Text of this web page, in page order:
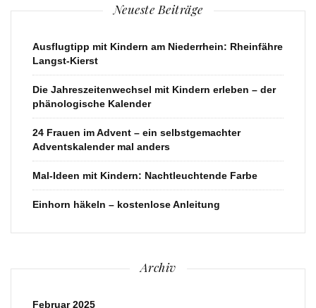
Neueste Beiträge
Ausflugtipp mit Kindern am Niederrhein: Rheinfähre
Langst-Kierst
Die Jahreszeitenwechsel mit Kindern erleben – der
phänologische Kalender
24 Frauen im Advent – ein selbstgemachter
Adventskalender mal anders
Mal-Ideen mit Kindern: Nachtleuchtende Farbe
Einhorn häkeln – kostenlose Anleitung
Archiv
Februar 2025